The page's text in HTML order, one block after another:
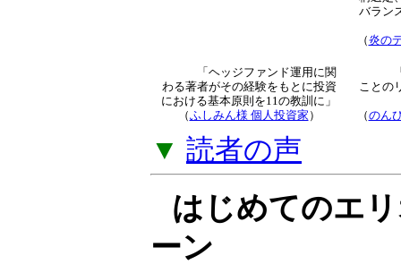
読者による新
「本書で一番大きな価値が
あると思うのが、損益比率
の検証結果を紹介している
第9章のリワードリスクの
研究です」
ホワイト様 FX/先物18年
よ